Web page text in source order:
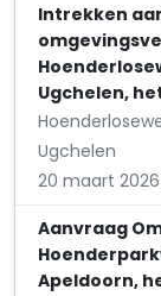
Intrekken
Ugchelen,
Ugchelen
20 maart 2026
Aanvraag
Apeldoorn,